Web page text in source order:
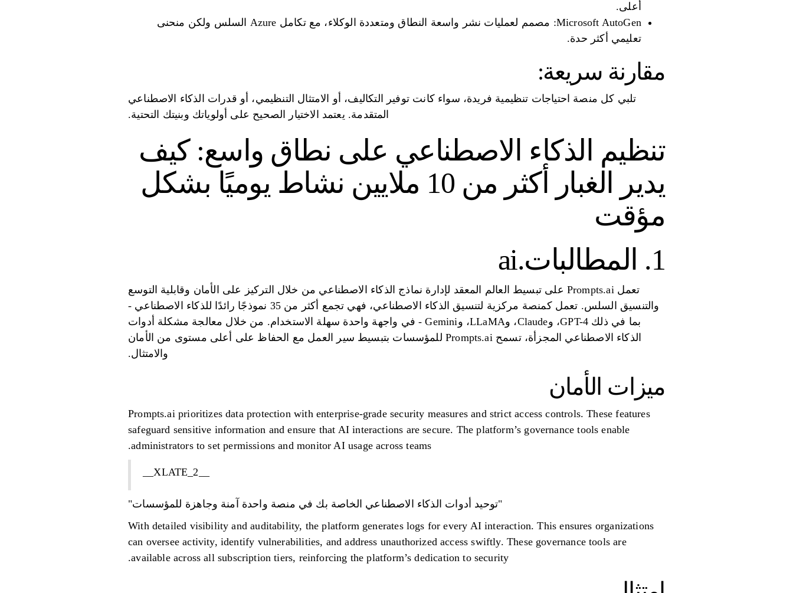
أعلى.
Microsoft AutoGen: مصمم لعمليات نشر واسعة النطاق ومتعددة الوكلاء، مع تكامل Azure السلس ولكن منحنى
تعليمي أكثر حدة.
مقارنة سريعة:
تلبي كل منصة احتياجات تنظيمية فريدة، سواء كانت توفير التكاليف، أو الامتثال التنظيمي، أو قدرات الذكاء الاصطناعي
المتقدمة. يعتمد الاختيار الصحيح على أولوياتك وبنيتك التحتية.
تنظيم الذكاء الاصطناعي على نطاق واسع: كيف
يدير الغبار أكثر من 10 ملايين نشاط يوميًا بشكل
مؤقت
1. المطالبات.ai
تعمل Prompts.ai على تبسيط العالم المعقد لإدارة نماذج الذكاء الاصطناعي من خلال التركيز على الأمان وقابلية التوسع
والتنسيق السلس. تعمل كمنصة مركزية لتنسيق الذكاء الاصطناعي، فهي تجمع أكثر من 35 نموذجًا رائدًا للذكاء الاصطناعي -
بما في ذلك GPT-4، وClaude، وLLaMA، وGemini - في واجهة واحدة سهلة الاستخدام. من خلال معالجة مشكلة أدوات
الذكاء الاصطناعي المجزأة، تسمح Prompts.ai للمؤسسات بتبسيط سير العمل مع الحفاظ على أعلى مستوى من الأمان
والامتثال.
ميزات الأمان
Prompts.ai prioritizes data protection with enterprise-grade security measures and strict access controls. These features
safeguard sensitive information and ensure that AI interactions are secure. The platform’s governance tools enable
administrators to set permissions and monitor AI usage across teams.
"توحيد أدوات الذكاء الاصطناعي الخاصة بك في منصة واحدة آمنة وجاهزة للمؤسسات"
With detailed visibility and auditability, the platform generates logs for every AI interaction. This ensures organizations
can oversee activity, identify vulnerabilities, and address unauthorized access swiftly. These governance tools are
available across all subscription tiers, reinforcing the platform’s dedication to security.